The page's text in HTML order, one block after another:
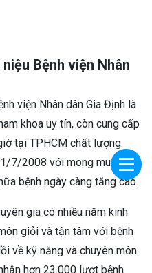
Bệnh viện Nhân
viện Nhân dân Gia Định là
khoa uy tín, còn cung cấp
tại TPHCM chất lượng.
7/2008 với mong muốn
bệnh ngày càng tăng cao.
gia có nhiều năm kinh
giỏi và tận tâm với bệnh
về kỹ năng và chuyên môn.
hơn 23.000 lượt bệnh